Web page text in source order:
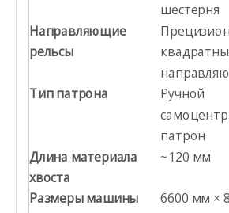
шестерня
Направляющие
рельсы
Тип патрона
Ручной
патрон
Длина материала
хвоста
~120 мм
Размеры машины
6600 мм ×